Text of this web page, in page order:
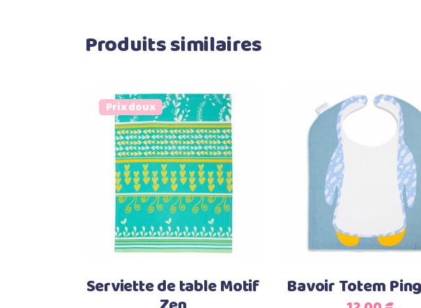
Produits similaires
Prix doux
Ajouter au panier
Serviette de table Motif
Select options
Bavoir Totem